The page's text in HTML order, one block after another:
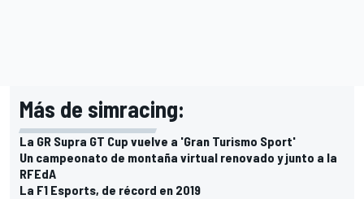
Más de simracing:
La GR Supra GT Cup vuelve a 'Gran Turismo Sport'
Un campeonato de montaña virtual renovado y junto a la
RFEdA
La F1 Esports, de récord en 2019